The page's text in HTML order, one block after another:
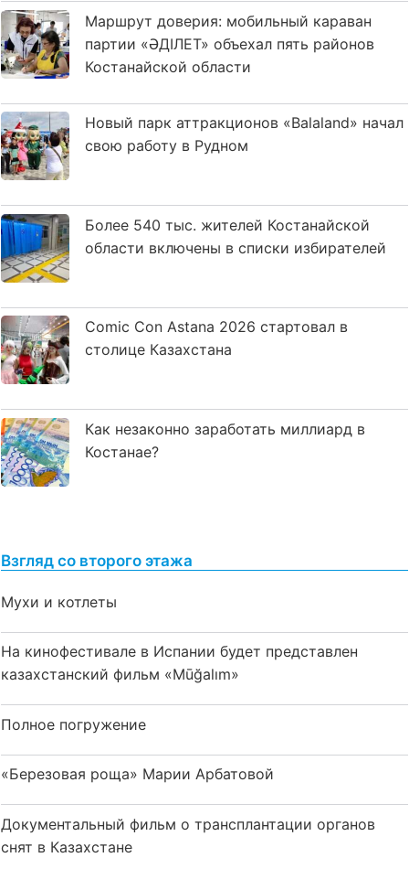
Маршрут доверия: мобильный караван
партии «ӘДІЛЕТ» объехал пять районов
Костанайской области
Новый парк аттракционов «Balaland» начал
свою работу в Рудном
Более 540 тыс. жителей Костанайской
области включены в списки избирателей
Comic Con Astana 2026 стартовал в
столице Казахстана
Как незаконно заработать миллиард в
Костанае?
Взгляд со второго этажа
Мухи и котлеты
На кинофестивале в Испании будет представлен
казахстанский фильм «Mūğalım»
Полное погружение
«Березовая роща» Марии Арбатовой
Документальный фильм о трансплантации органов
снят в Казахстане